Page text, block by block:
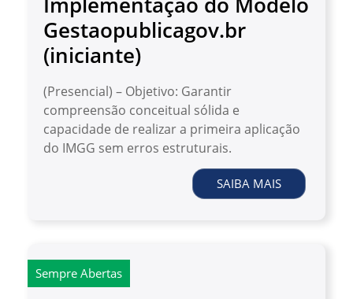
Gestaopublicagov.br
(iniciante)
(Presencial) – Objetivo: Garantir
compreensão conceitual sólida e
capacidade de realizar a primeira aplicação
do IMGG sem erros estruturais.
SAIBA MAIS
Sempre Abertas